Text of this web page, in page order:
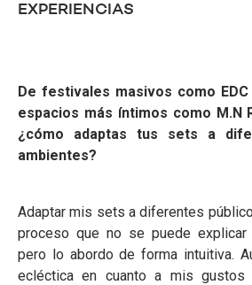
EXPERIENCIAS
De festivales masivos como
espacios más íntimos como M.N
¿cómo adaptas tus sets a
ambientes?
Adaptar mis sets a diferentes
proceso que no se puede explicar
pero lo abordo de forma intuitiva.
ecléctica en cuanto a mis gustos